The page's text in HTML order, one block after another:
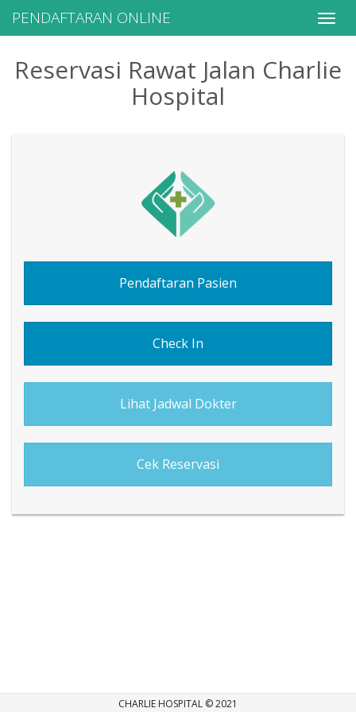
Toggle
PENDAFTARAN ONLINE
Reservasi Rawat Jalan Charlie
Hospital
Pendaftaran Pasien
Check In
Lihat Jadwal Dokter
Cek Reservasi
CHARLIE HOSPITAL © 2021